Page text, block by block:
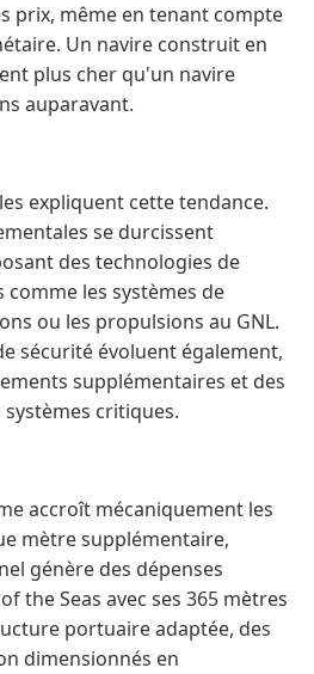
prix, même en tenant compte
Un navire construit en
plus cher qu'un navire
auparavant.
expliquent cette tendance.
se durcissent
des technologies de
les systèmes de
ou les propulsions au GNL.
sécurité évoluent également,
supplémentaires et des
critiques.
accroît mécaniquement les
mètre supplémentaire,
génère des dépenses
the Seas avec ses 365 mètres
portuaire adaptée, des
dimensionnés en